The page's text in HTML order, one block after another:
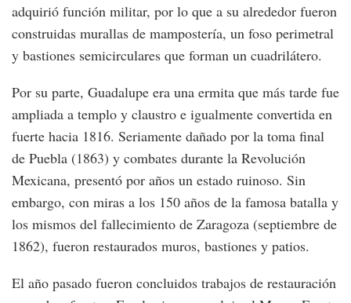
adquirió función militar, por lo que a su alrededor fueron
construidas murallas de mampostería, un foso perimetral
y bastiones semicirculares que forman un cuadrilátero.
Por su parte, Guadalupe era una ermita que más tarde fue
ampliada a templo y claustro e igualmente convertida en
fuerte hacia 1816. Seriamente dañado por la toma final
de Puebla (1863) y combates durante la Revolución
Mexicana, presentó por años un estado ruinoso. Sin
embargo, con miras a los 150 años de la famosa batalla y
los mismos del fallecimiento de Zaragoza (septiembre de
1862), fueron restaurados muros, bastiones y patios.
El año pasado fueron concluidos trabajos de restauración